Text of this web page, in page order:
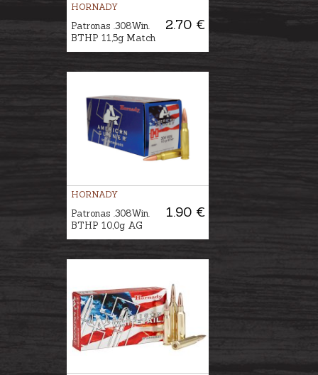
HORNADY
2.70 €
Patronas .308Win.
BTHP 11,5g Match
HORNADY
1.90 €
Patronas .308Win.
BTHP 10,0g AG